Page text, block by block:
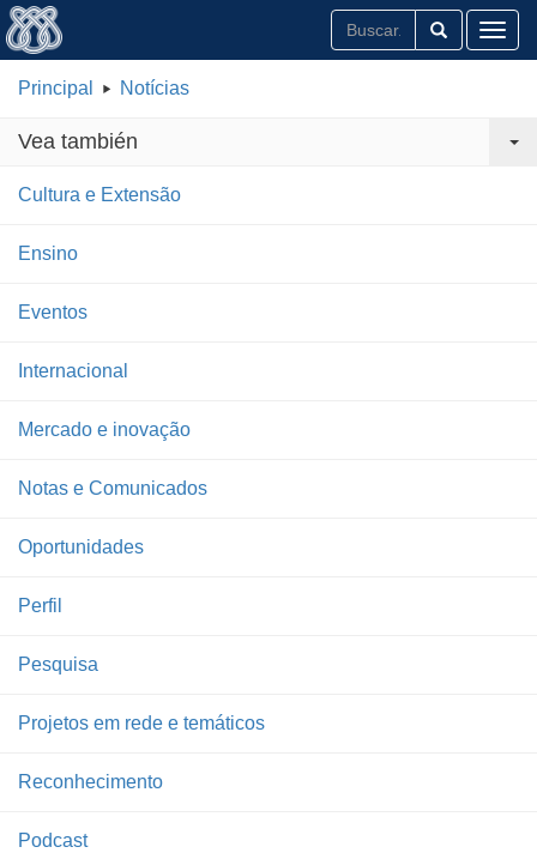
Principal Notícias
Vea también
Cultura e Extensão
Ensino
Eventos
Internacional
Mercado e inovação
Notas e Comunicados
Oportunidades
Perfil
Pesquisa
Projetos em rede e temáticos
Reconhecimento
Podcast